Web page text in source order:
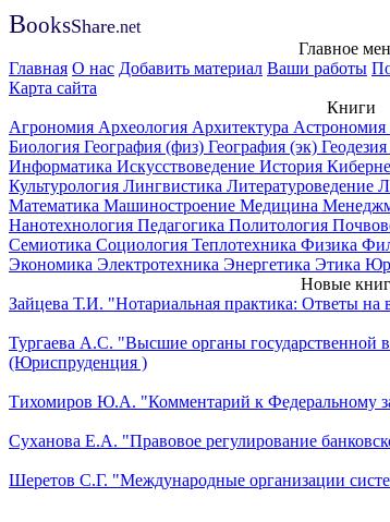
BooksShare.net
Главное
Главная О нас Добавить материал Ваши работы
Карта сайта
Книги
Агрономия Археология Архитектура Астрономия
Биология География (физ) География (эк) Геодезия
Информатика Искусствоведение История
Культурология Лингвистика Литературоведение
Математика Машиностроение Медицина
Нанотехнология Педагогика Политология
Семиотика Социология Теплотехника Физика
Экономика Электротехника Энергетика Этика
Новые
Зайцева Т.И. "Нотариальная практика: Ответы
Тургаева А.С. "Высшие органы государственной
(Юриспруденция )
Тихомиров Ю.А. "Комментарий к Федеральному
Суханова Е.А. "Правовое регулирование
Шеретов С.Г. "Международные организации